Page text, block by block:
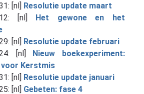
[nl] Resolutie update maart
12: [nl] Het gewone en het
[nl] Resolutie update februari
[nl] Nieuw boekexperiment:
voor Kerstmis
[nl] Resolutie update januari
[nl] Gebeten: fase 4